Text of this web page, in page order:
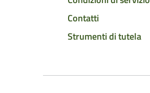
Contatti
Strumenti di tutela